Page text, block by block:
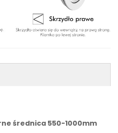
średnica 550-1000mm